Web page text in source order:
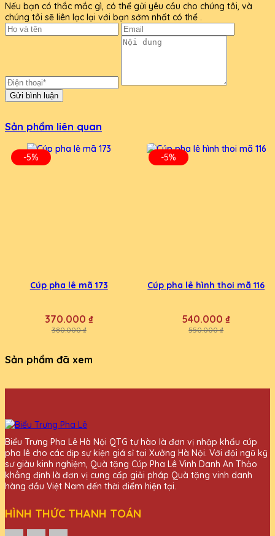
Nếu bạn có thắc mắc gì, có thể gửi yêu cầu cho chúng tôi, và
chúng tôi sẽ liên lạc lại với bạn sớm nhất có thể .
Gửi bình luận
Sản phẩm liên quan
-5%
Cúp pha lê mã 173
370.000 ₫
380.000 ₫
-5%
Cúp pha lê hình thoi mã 116
540.000 ₫
550.000 ₫
Sản phẩm đã xem
Biểu Trưng Pha Lê Hà Nội QTG tự hào là đơn vị nhập khẩu cúp
pha lê cho các dịp sự kiện giá sỉ tại Xưởng Hà Nội. Với đội ngũ kỹ
sư giàu kinh nghiệm, Quà tặng Cúp Pha Lê Vinh Danh An Thảo
khẳng định là đơn vị cung cấp giải pháp Quà tặng vinh danh
hàng đầu Việt Nam đến thời điểm hiện tại.
HÌNH THỨC THANH TOÁN